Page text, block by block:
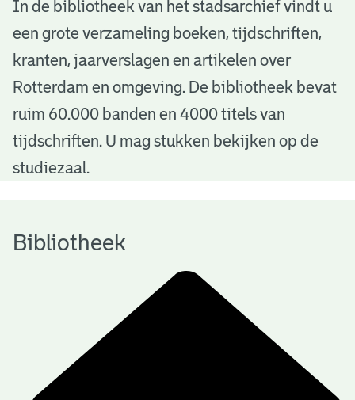
B
b
o
h
In de bibliotheek van het stadsarchief vindt u
een grote verzameling boeken, tijdschriften,
kranten, jaarverslagen en artikelen over
Rotterdam en omgeving. De bibliotheek bevat
ruim 60.000 banden en 4000 titels van
tijdschriften. U mag stukken bekijken op de
studiezaal.
Bibliotheek